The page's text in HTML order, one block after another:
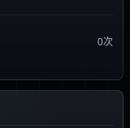
0次